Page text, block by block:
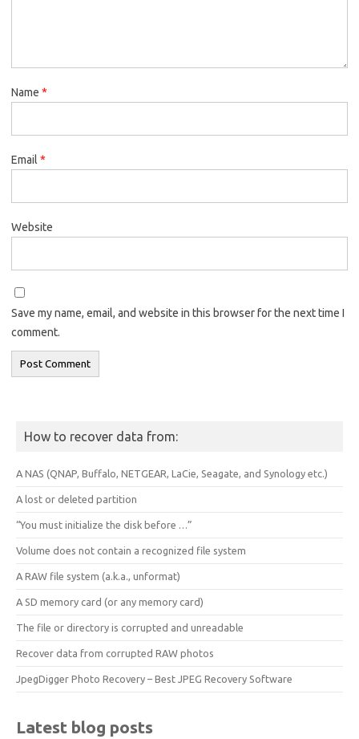
Name *
Email *
Website
Save my name, email, and website in this browser for the next time I
comment.
How to recover data from:
A NAS (QNAP, Buffalo, NETGEAR, LaCie, Seagate, and Synology etc.)
A lost or deleted partition
“You must initialize the disk before …”
Volume does not contain a recognized file system
A RAW file system (a.k.a., unformat)
A SD memory card (or any memory card)
The file or directory is corrupted and unreadable
Recover data from corrupted RAW photos
JpegDigger Photo Recovery – Best JPEG Recovery Software
Latest blog posts